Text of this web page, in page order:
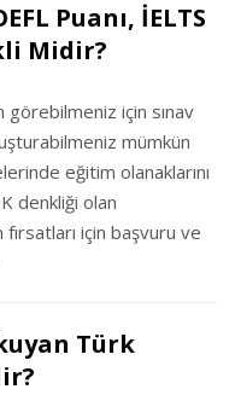
Puanı, İELTS
Midir?
görebilmeniz için sınav
mümkün
eğitim olanaklarını
denkliği olan
için başvuru ve
Türk